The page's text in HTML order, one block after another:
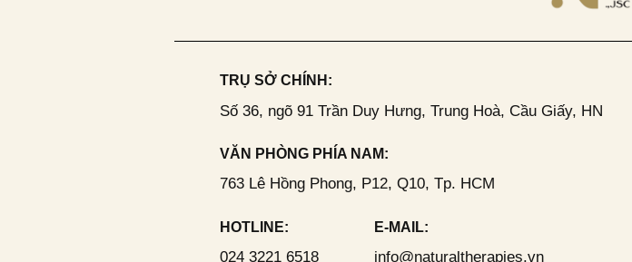
TRỤ SỞ CHÍNH:
Số 36, ngõ 91 Trần Duy Hưng, Trung Hoà, Cầu Giấy, HN
VĂN PHÒNG PHÍA NAM:
763 Lê Hồng Phong, P12, Q10, Tp. HCM
HOTLINE:
024 3221 6518
E-MAIL:
info@naturaltherapies.vn